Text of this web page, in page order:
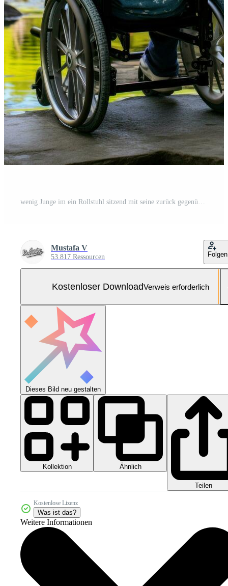
wenig Junge im ein Rollstuhl sitzend mit seine zurück gegenüber ein Sicht. generativ ai Kostenloses Foto
Mustafa V
53.817 Ressourcen Folgen
Kostenloser DownloadVerweis erforderlich
Dieses Bild neu gestalten
Kollektion Ähnlich
Teilen
Kostenlose Lizenz
Was ist das?
Weitere Informationen